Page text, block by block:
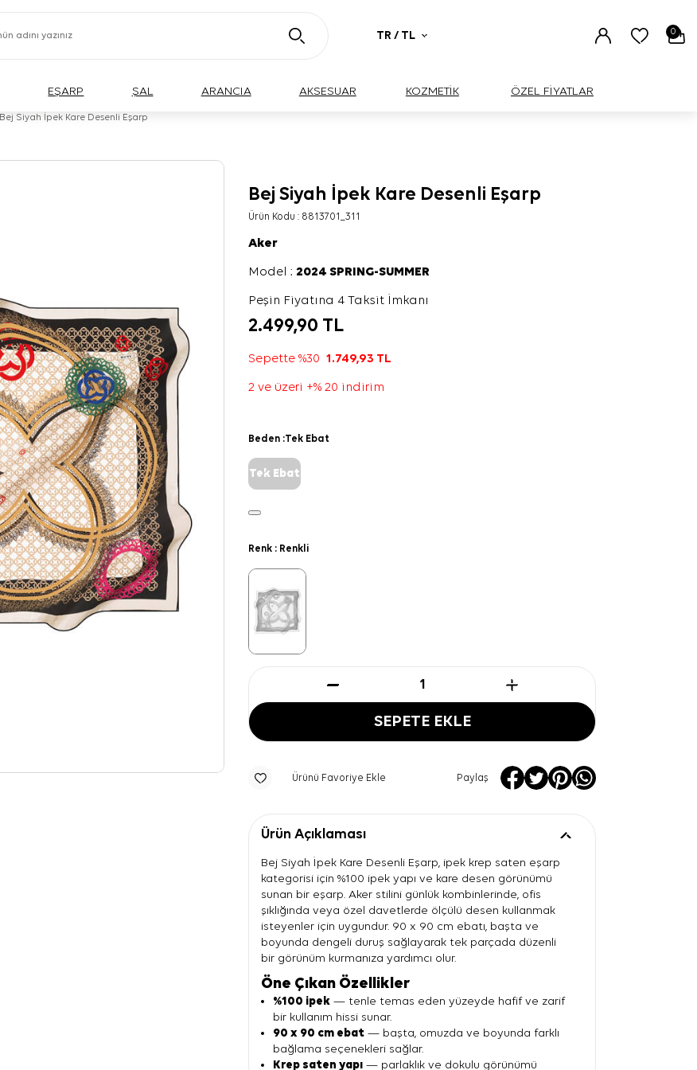
TR / TL 0
EŞARP ŞAL ARANCIA AKSESUAR KOZMETİK ÖZEL FİYATLAR
Bej Siyah İpek Kare Desenli Eşarp
Bej Siyah İpek Kare Desenli Eşarp
Ürün Kodu : 8813701_311
Aker
Model :2024 SPRING-SUMMER
Peşin Fiyatına 4 Taksit İmkanı
2.499,90 TL
Sepette %301.749,93 TL
2 ve üzeri +% 20 indirim
Beden :Tek Ebat
Tek Ebat
Renk : Renkli
SEPETE EKLE
Ürünü Favoriye Ekle Paylaş
Ürün Açıklaması
Bej Siyah İpek Kare Desenli Eşarp, ipek krep saten eşarp
kategorisi için %100 ipek yapı ve kare desen görünümü
sunan bir eşarp. Aker stilini günlük kombinlerinde, ofis
şıklığında veya özel davetlerde ölçülü desen kullanmak
isteyenler için uygundur. 90 x 90 cm ebatı, başta ve
boyunda dengeli duruş sağlayarak tek parçada düzenli
bir görünüm kurmanıza yardımcı olur.
Öne Çıkan Özellikler
%100 ipek — tenle temas eden yüzeyde hafif ve zarif
bir kullanım hissi sunar.
90 x 90 cm ebat — başta, omuzda ve boyunda farklı
bağlama seçenekleri sağlar.
Krep saten yapı — parlaklık ve dokulu görünümü